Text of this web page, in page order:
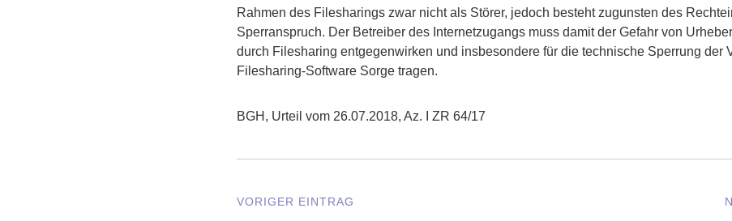
Rahmen des Filesharings zwar nicht als Störer, jedoch besteht zugunsten des
Sperranspruch. Der Betreiber des Internetzugangs muss damit der Gefahr von
durch Filesharing entgegenwirken und insbesondere für die technische Sperrung der
Filesharing-Software Sorge tragen.
BGH, Urteil vom 26.07.2018, Az. I ZR 64/17
VORIGER EINTRAG